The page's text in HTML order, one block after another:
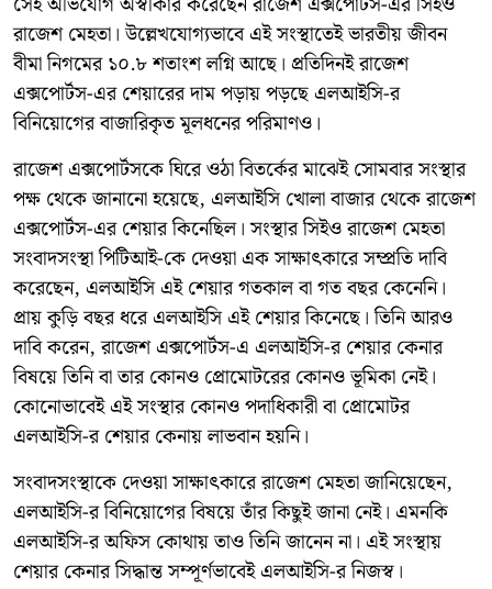
রাজেশ মেহতা। উল্লেখযোগ্যভাবে এই সংস্থাতেই ভারতীয় জীবন
বীমা নিগমের ১০.৮ শতাংশ লগ্নি আছে। প্রতিদিনই রাজেশ
এক্সপোর্টস-এর শেয়ারের দাম পড়ায় পড়ছে এলআইসি-র
বিনিয়োগের বাজারিকৃত মূলধনের পরিমাণও।
রাজেশ এক্সপোর্টসকে ঘিরে ওঠা বিতর্কের মাঝেই সোমবার সংস্থার
পক্ষ থেকে জানানো হয়েছে, এলআইসি খোলা বাজার থেকে রাজেশ
এক্সপোর্টস-এর শেয়ার কিনেছিল। সংস্থার সিইও রাজেশ মেহতা
সংবাদসংস্থা পিটিআই-কে দেওয়া এক সাক্ষাৎকারে সম্প্রতি দাবি
করেছেন, এলআইসি এই শেয়ার গতকাল বা গত বছর কেনেনি।
প্রায় কুড়ি বছর ধরে এলআইসি এই শেয়ার কিনেছে। তিনি আরও
দাবি করেন, রাজেশ এক্সপোর্টস-এ এলআইসি-র শেয়ার কেনার
বিষয়ে তিনি বা তার কোনও প্রোমোটরের কোনও ভূমিকা নেই।
কোনোভাবেই এই সংস্থার কোনও পদাধিকারী বা প্রোমোটর
এলআইসি-র শেয়ার কেনায় লাভবান হয়নি।
সংবাদসংস্থাকে দেওয়া সাক্ষাৎকারে রাজেশ মেহতা জানিয়েছেন,
এলআইসি-র বিনিয়োগের বিষয়ে তাঁর কিছুই জানা নেই। এমনকি
এলআইসি-র অফিস কোথায় তাও তিনি জানেন না। এই সংস্থায়
শেয়ার কেনার সিদ্ধান্ত সম্পূর্ণভাবেই এলআইসি-র নিজস্ব।